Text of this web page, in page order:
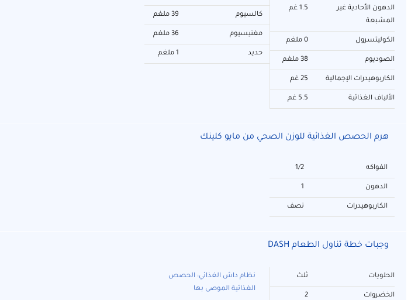
الدهون الأُحادية غير
المشبعة
1.5 غم
الكوليتسرول 0 ملغم
الصوديوم 38 ملغم
الكاربوهيدرات الإجمالية 25 غم
الألياف الغذائية 5.5 غم
كالسيوم 39 ملغم
مغنيسيوم 36 ملغم
حديد 1 ملغم
هرم الحصص الغذائية للوزن الصحي من مايو كلينك
الفواكه 1/2
الدهون 1
الكاربوهيدرات نصف
وجبات خطة تناول الطعام DASH
الحلويات ثلث
الخضروات 2
نظام داش الغذائي: الحصص
الغذائية الموصى بها